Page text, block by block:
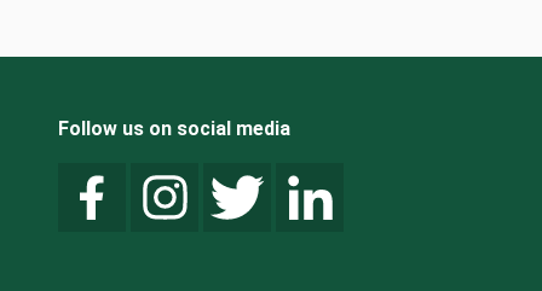
Follow us on social media